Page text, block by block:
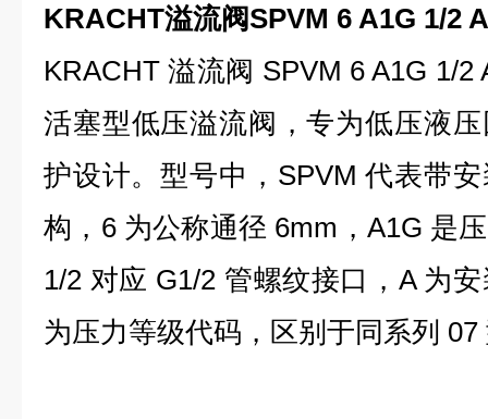
KRACHT溢流阀SPVM 6 A1G 1/2
KRACHT 溢流阀 SPVM 6 A1G 1/
活塞型低压溢流阀，专为低压液
护设计。型号中，SPVM 代表带
构，6 为公称通径 6mm，A1G 是
1/2 对应 G1/2 管螺纹接口，A 为
为压力等级代码，区别于同系列